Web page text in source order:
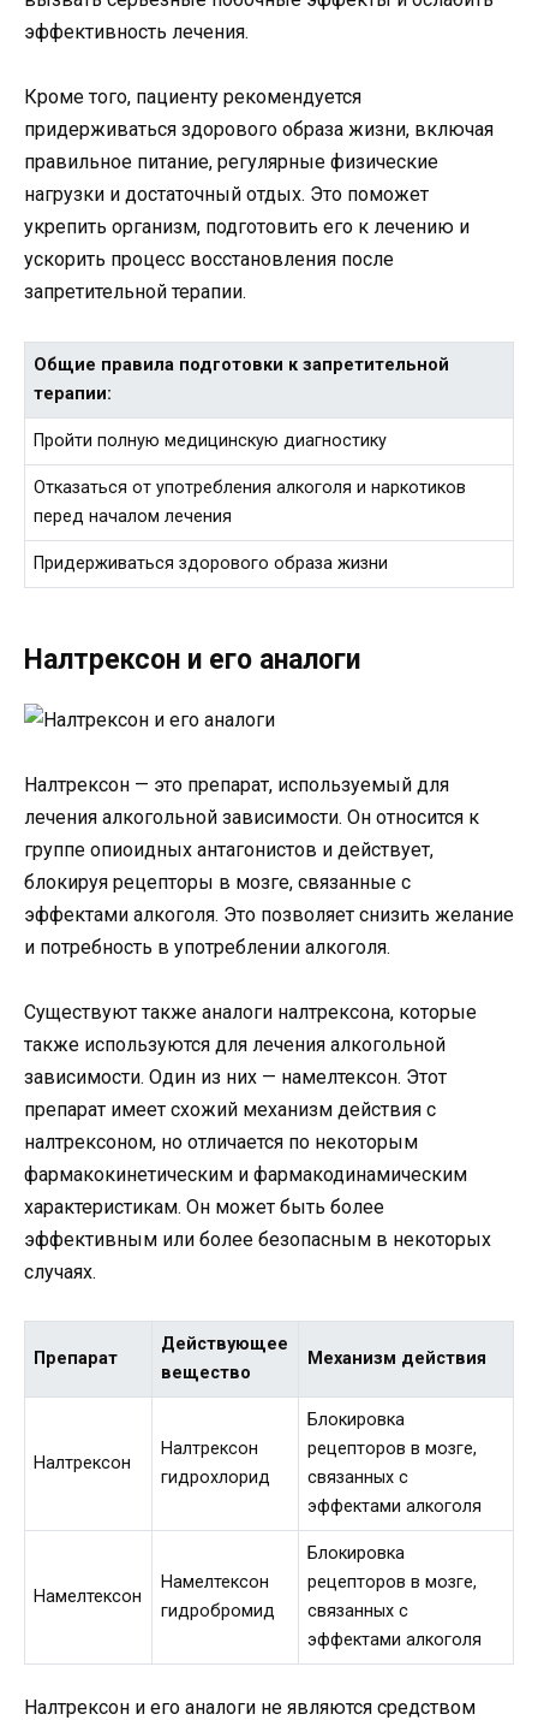
эффективность лечения.
Кроме того, пациенту рекомендуется
придерживаться здорового образа жизни, включая
правильное питание, регулярные физические
нагрузки и достаточный отдых. Это поможет
укрепить организм, подготовить его к лечению и
ускорить процесс восстановления после
запретительной терапии.
Общие правила подготовки к запретительной
терапии:
Пройти полную медицинскую диагностику
Отказаться от употребления алкоголя и наркотиков
перед началом лечения
Придерживаться здорового образа жизни
Налтрексон и его аналоги
Налтрексон — это препарат, используемый для
лечения алкогольной зависимости. Он относится к
группе опиоидных антагонистов и действует,
блокируя рецепторы в мозге, связанные с
эффектами алкоголя. Это позволяет снизить желание
и потребность в употреблении алкоголя.
Существуют также аналоги налтрексона, которые
также используются для лечения алкогольной
зависимости. Один из них — намелтексон. Этот
препарат имеет схожий механизм действия с
налтрексоном, но отличается по некоторым
фармакокинетическим и фармакодинамическим
характеристикам. Он может быть более
эффективным или более безопасным в некоторых
случаях.
Препарат
Действующее
вещество
Механизм действия
Налтрексон
Налтрексон
гидрохлорид
Блокировка
рецепторов в мозге,
связанных с
эффектами алкоголя
Намелтексон
Намелтексон
гидробромид
Блокировка
рецепторов в мозге,
связанных с
эффектами алкоголя
Налтрексон и его аналоги не являются средством